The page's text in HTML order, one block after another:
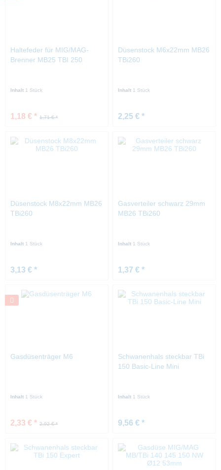
Haltefeder für MIG/MAG-
Brenner MB25 TBI 250
Inhalt 1 Stück
1,71 € *
1,18 € *
Düsenstock M6x22mm MB26
TBi260
Inhalt 1 Stück
2,25 € *
Düsenstock M8x22mm MB26
TBi260
Inhalt 1 Stück
3,13 € *
Gasverteiler schwarz 29mm
MB26 TBi260
Inhalt 1 Stück
1,37 € *
Gasdüsenträger M6
Inhalt 1 Stück
2,92 € *
2,33 € *
Schwanenhals steckbar TBi
150 Basic-Line Mini
Inhalt 1 Stück
9,56 € *